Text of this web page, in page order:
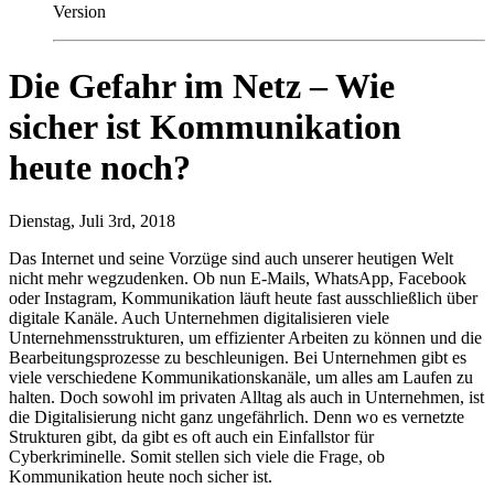
Version
Die Gefahr im Netz – Wie
sicher ist Kommunikation
heute noch?
Dienstag, Juli 3rd, 2018
Das Internet und seine Vorzüge sind auch unserer heutigen Welt
nicht mehr wegzudenken. Ob nun E-Mails, WhatsApp, Facebook
oder Instagram, Kommunikation läuft heute fast ausschließlich über
digitale Kanäle. Auch Unternehmen digitalisieren viele
Unternehmensstrukturen, um effizienter Arbeiten zu können und die
Bearbeitungsprozesse zu beschleunigen. Bei Unternehmen gibt es
viele verschiedene Kommunikationskanäle, um alles am Laufen zu
halten. Doch sowohl im privaten Alltag als auch in Unternehmen, ist
die Digitalisierung nicht ganz ungefährlich. Denn wo es vernetzte
Strukturen gibt, da gibt es oft auch ein Einfallstor für
Cyberkriminelle. Somit stellen sich viele die Frage, ob
Kommunikation heute noch sicher ist.